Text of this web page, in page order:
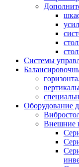
Системы
Оборудование
Внешние